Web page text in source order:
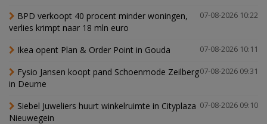
07-08-2026 10:22
BPD verkoopt 40 procent minder woningen,
verlies krimpt naar 18 mln euro
07-08-2026 10:11
Ikea opent Plan & Order Point in Gouda
07-08-2026 09:31
Fysio Jansen koopt pand Schoenmode Zeilberg
in Deurne
07-08-2026 09:10
Siebel Juweliers huurt winkelruimte in Cityplaza
Nieuwegein